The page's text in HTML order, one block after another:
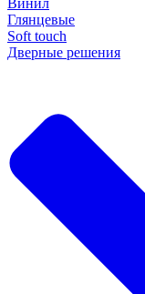
Винил
Глянцевые
Soft touch
Дверные решения